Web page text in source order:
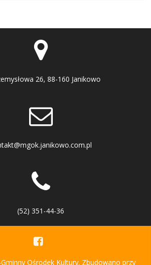
26, 88-160 Janikowo
(52) 351-44-36
Ośrodek Kultury. Zbudowano przy